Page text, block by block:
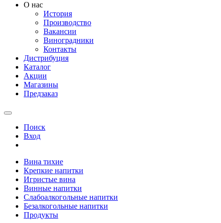
О нас
История
Производство
Вакансии
Виноградники
Контакты
Дистрибуция
Каталог
Акции
Магазины
Предзаказ
Поиск
Вход
Вина тихие
Крепкие напитки
Игристые вина
Винные напитки
Слабоалкогольные напитки
Безалкогольные напитки
Продукты